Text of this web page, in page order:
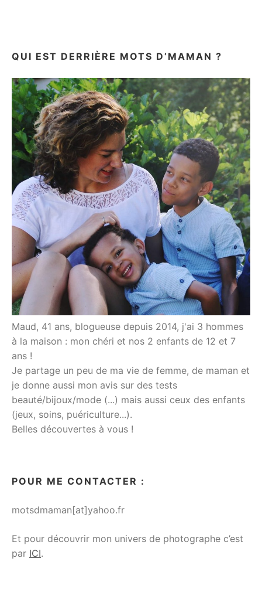
QUI EST DERRIÈRE MOTS D’MAMAN ?
Maud, 41 ans, blogueuse depuis 2014, j'ai 3 hommes
à la maison : mon chéri et nos 2 enfants de 12 et 7
ans !
Je partage un peu de ma vie de femme, de maman et
je donne aussi mon avis sur des tests
beauté/bijoux/mode (...) mais aussi ceux des enfants
(jeux, soins, puériculture...).
Belles découvertes à vous !
POUR ME CONTACTER :
motsdmaman[at]yahoo.fr
Et pour découvrir mon univers de photographe c’est
par ICI.